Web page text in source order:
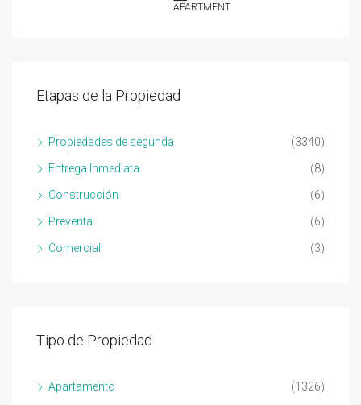
APARTMENT
Etapas de la Propiedad
Propiedades de segunda (3340)
Entrega Inmediata (8)
Construcción (6)
Preventa (6)
Comercial (3)
Tipo de Propiedad
Apartamento (1326)